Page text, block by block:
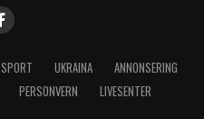
SPORT UKRAINA
ANNONSERING
PERSONVERN LIVESENTER